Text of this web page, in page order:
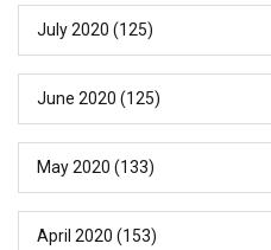
July 2020 (125)
June 2020 (125)
May 2020 (133)
April 2020 (153)